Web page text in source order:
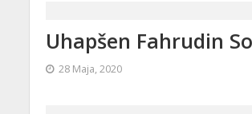
Uhapšen Fahrudin
28 Maja, 2020